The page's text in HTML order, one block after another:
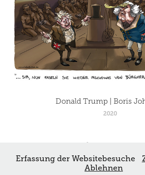
Donald Trump | Boris
2020
Powered byStefan Fichtel,
Erfassung der Websitebesuche
Ablehnen